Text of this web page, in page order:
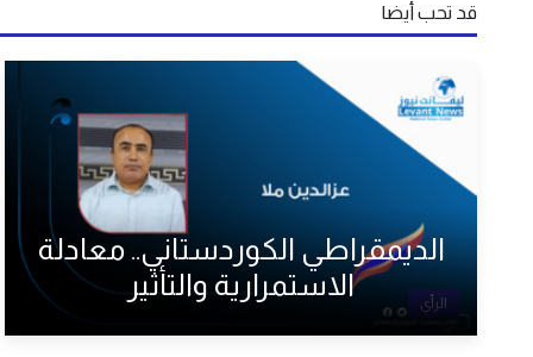
قد تحب أيضا
الرأي
الديمقراطي الكوردستاني.. معادلة
الاستمرارية والتأثير